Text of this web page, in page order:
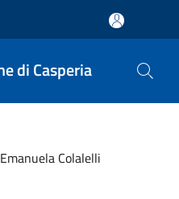
di Casperia
Emanuela Colalelli